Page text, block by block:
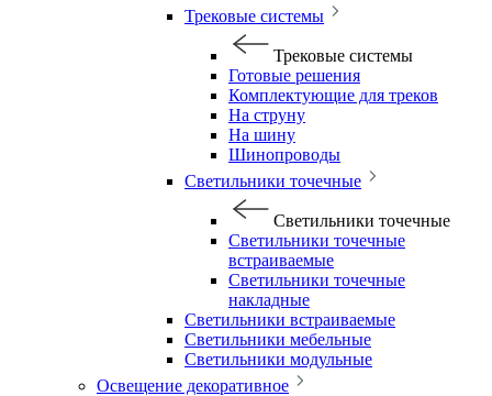
Трековые системы
Трековые системы
Готовые решения
Комплектующие для треков
На струну
На шину
Шинопроводы
Светильники точечные
Светильники точечные
Светильники точечные
встраиваемые
Светильники точечные
накладные
Светильники встраиваемые
Светильники мебельные
Светильники модульные
Освещение декоративное